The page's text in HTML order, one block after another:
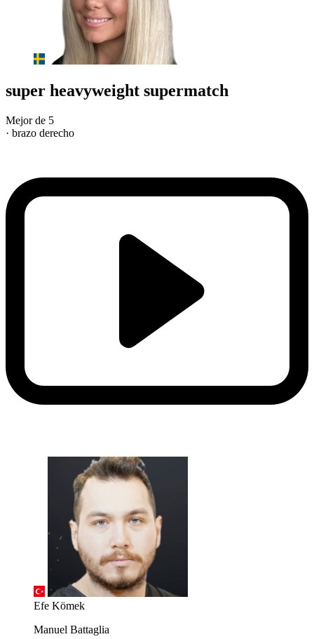
super heavyweight supermatch
Mejor de 5
· brazo derecho
Efe Kömek
Manuel Battaglia